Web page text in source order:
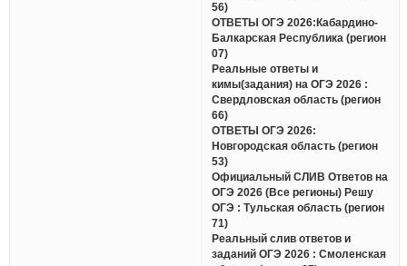
56)
ОТВЕТЫ ОГЭ 2026:Кабардино-
Балкарская Республика (регион
07)
Реальные ответы и
кимы(задания) на ОГЭ 2026 :
Свердловская область (регион
66)
ОТВЕТЫ ОГЭ 2026:
Новгородская область (регион
53)
Официальный СЛИВ Ответов на
ОГЭ 2026 (Все регионы) Решу
ОГЭ : Тульская область (регион
71)
Реальный слив ответов и
заданий ОГЭ 2026 : Смоленская